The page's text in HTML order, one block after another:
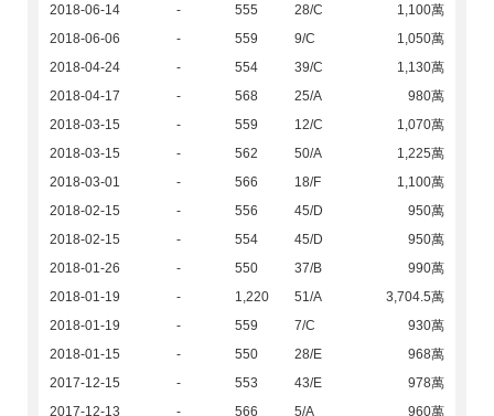
2018-06-14
- 555 28/C
1,100萬
2018-06-06
- 559 9/C
1,050萬
2018-04-24
- 554 39/C
1,130萬
2018-04-17
- 568 25/A
980萬
2018-03-15
- 559 12/C
1,070萬
2018-03-15
- 562 50/A
1,225萬
2018-03-01
- 566 18/F
1,100萬
2018-02-15
- 556 45/D
950萬
2018-02-15
- 554 45/D
950萬
2018-01-26
- 550 37/B
990萬
2018-01-19
- 1,220 51/A
3,704.5萬
2018-01-19
- 559 7/C
930萬
2018-01-15
- 550 28/E
968萬
2017-12-15
- 553 43/E
978萬
2017-12-13
- 566 5/A
960萬